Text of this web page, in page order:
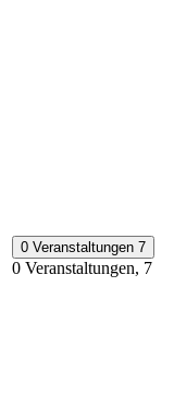
0 Veranstaltungen 7
0 Veranstaltungen, 7